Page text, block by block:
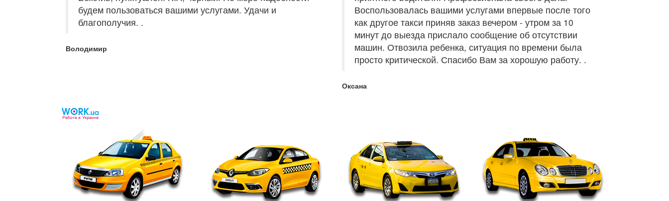
будем пользоваться вашими услугами. Удачи и
благополучия. .
Володимир
Воспользовалась вашими услугами впервые после того
как другое такси приняв заказ вечером - утром за 10
минут до выезда прислало сообщение об отсутствии
машин. Отвозила ребенка, ситуация по времени была
просто критической. Спасибо Вам за хорошую работу. .
Оксана